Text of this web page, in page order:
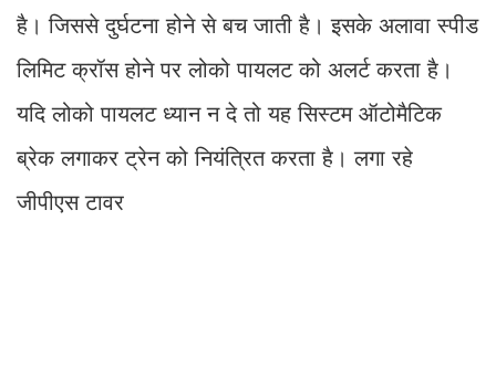
है। जिससे दुर्घटना होने से बच जाती है। इसके अलावा स्पीड
लिमिट क्रॉस होने पर लोको पायलट को अलर्ट करता है।
यदि लोको पायलट ध्यान न दे तो यह सिस्टम ऑटोमैटिक
ब्रेक लगाकर ट्रेन को नियंत्रित करता है। लगा रहे
जीपीएस टावर